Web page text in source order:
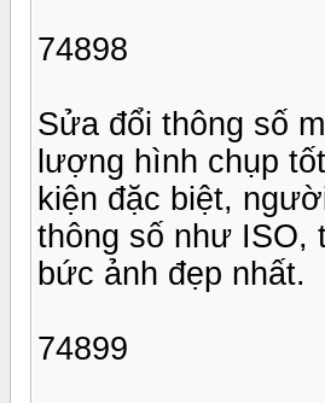
74898
Sửa đổi thông số
lượng hình chụp
kiện đặc biệt,
thông số như ISO,
bức ảnh đẹp nhất.
74899